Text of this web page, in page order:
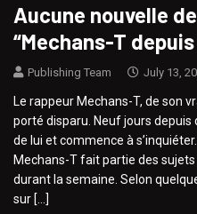
Aucune nouvelle
“Mechans-T
Publishing Team July 13,
Le rappeur Mechans-T, de son
porté disparu. Neuf jours
de lui et commence à
Mechans-T fait partie des
durant la semaine. Selon
sur […]